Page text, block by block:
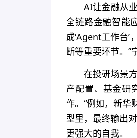
AI让金融从
全链路金融智能
成‘Agent工作台
断等重要环节。”
在投研场景
产配置、基金研
作。“例如，新华
型里，最终输出
更强大的自我。